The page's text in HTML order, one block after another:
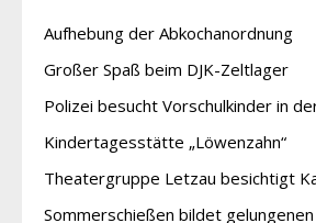
Aufhebung der Abkochanordnung
Großer Spaß beim DJK-Zeltlager
Polizei besucht Vorschulkinder in
Kindertagesstätte „Löwenzahn“
Theatergruppe Letzau besichtigt
Sommerschießen bildet